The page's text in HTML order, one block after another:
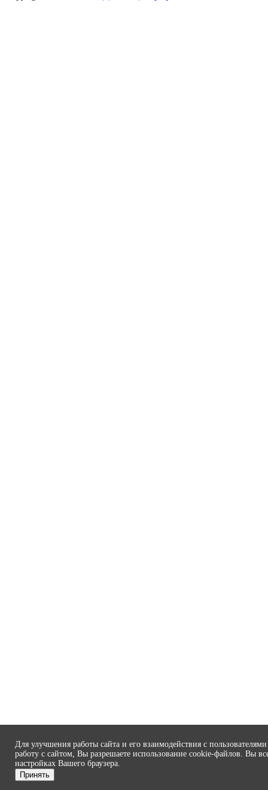
Для улучшения работы сайта и его взаимодействия с
работу с сайтом, Вы разрешаете использование cookie-файлов. Вы
настройках Вашего браузера.
Принять